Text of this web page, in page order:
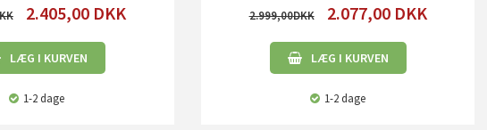
2.405,00 DKK
LÆG I KURVEN
1-2 dage
2.999,00 2.077,00 DKK
LÆG I KURVEN
1-2 dage